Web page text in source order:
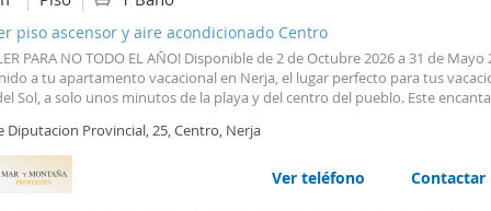
piso ascensor y aire acondicionado Centro
PARA NO TODO EL AÑO! Disponible de 2 de Octubre 2026 a 31 de Mayo
a tu apartamento vacacional en Nerja, el lugar perfecto para tus
Sol, a solo unos minutos de la playa y del centro del pueblo. Este
Balcón de Europa y de la preciosa Playa de Torrecilla. Ya sea que viajes
o con tu familia, este acogedor y bien equipado apartamento en Nerja tiene
para una estancia relajante e inolvidable. El estudio cuenta con cama
cocina equipada, lavadora, televisión por satélite, Wi-Fi y balcón privado,
Diputacion Provincial, 25, Centro, Nerja
Ver teléfono Contactar